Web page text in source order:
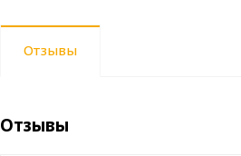
Отзывы
Отзывы